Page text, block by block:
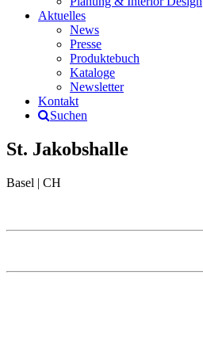
Aktuelles
News
Presse
Produktebuch
Kataloge
Newsletter
Kontakt
Suchen
St. Jakobshalle
Basel | CH